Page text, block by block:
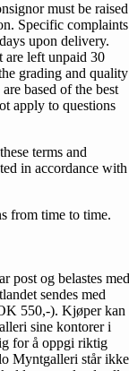
must be raised
Specific complaints
upon delivery.
are left unpaid 30
grading and quality
based of the best
apply to questions
terms and
in accordance with
from time to time.
post og belastes med
sendes med
550,-). Kjøper kan
sine kontorer i
for å oppgi riktig
Myntgalleri står ikke